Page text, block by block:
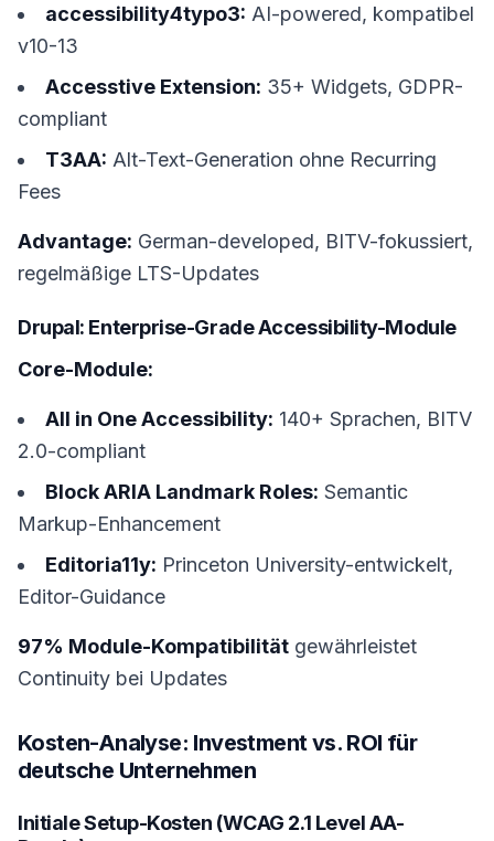
accessibility4typo3: AI-powered, kompatibel
v10-13
Accesstive Extension: 35+ Widgets, GDPR-
compliant
T3AA: Alt-Text-Generation ohne Recurring
Fees
Advantage: German-developed, BITV-fokussiert,
regelmäßige LTS-Updates
Drupal: Enterprise-Grade Accessibility-Module
Core-Module:
All in One Accessibility: 140+ Sprachen, BITV
2.0-compliant
Block ARIA Landmark Roles: Semantic
Markup-Enhancement
Editoria11y: Princeton University-entwickelt,
Editor-Guidance
97% Module-Kompatibilität gewährleistet
Continuity bei Updates
Kosten-Analyse: Investment vs. ROI für
deutsche Unternehmen
Initiale Setup-Kosten (WCAG 2.1 Level AA-